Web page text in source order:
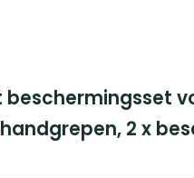
beschermingsset
2 x